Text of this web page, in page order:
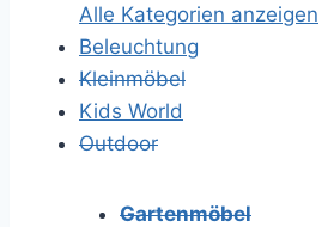
Alle Kategorien anzeigen
Beleuchtung
Kleinmöbel
Kids World
Outdoor
Gartenmöbel